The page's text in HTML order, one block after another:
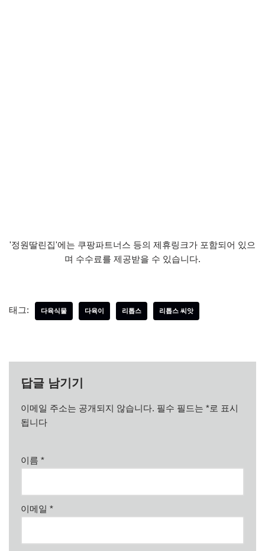
'정원딸린집'에는 쿠팡파트너스 등의 제휴링크가 포함되어 있으
며 수수료를 제공받을 수 있습니다.
태그: 다육식물 다육이 리톱스 리톱스 씨앗
답글 남기기
이메일 주소는 공개되지 않습니다. 필수 필드는 *로 표시
됩니다
이름 *
이메일 *